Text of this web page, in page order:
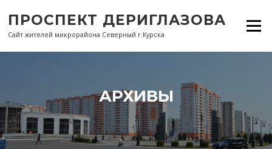
содержанию
ПРОСПЕКТ ДЕРИГЛАЗОВА
Сайт жителей микрорайона Северный г.Курска
Меню
АРХИВЫ